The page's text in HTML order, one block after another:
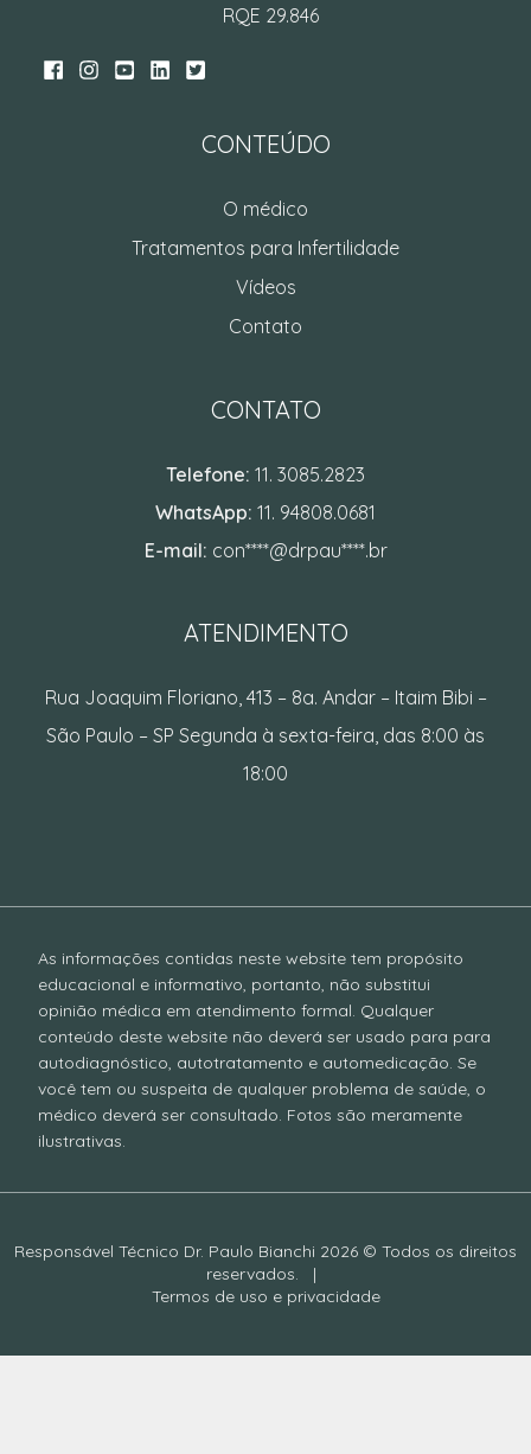
RQE 29.846
CONTEÚDO
O médico
Tratamentos para Infertilidade
Vídeos
Contato
CONTATO
Telefone: 11. 3085.2823
WhatsApp: 11. 94808.0681
E-mail: con****@drpau****.br
ATENDIMENTO
Rua Joaquim Floriano, 413 – 8a. Andar – Itaim Bibi –
São Paulo – SP Segunda à sexta-feira, das 8:00 às
18:00
As informações contidas neste website tem propósito
educacional e informativo, portanto, não substitui
opinião médica em atendimento formal. Qualquer
conteúdo deste website não deverá ser usado para para
autodiagnóstico, autotratamento e automedicação. Se
você tem ou suspeita de qualquer problema de saúde, o
médico deverá ser consultado. Fotos são meramente
ilustrativas.
Responsável Técnico Dr. Paulo Bianchi 2026 © Todos os direitos
reservados.
|
Termos de uso e privacidade